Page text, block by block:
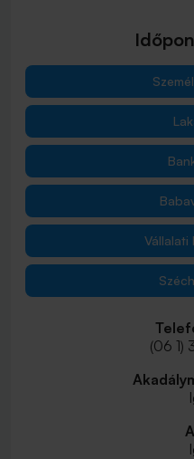
Vállalati
(06 1)